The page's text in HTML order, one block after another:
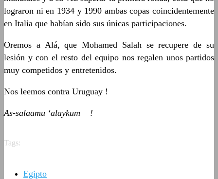
lograron ni en 1934 y 1990 ambas copas coincidentemente
en Italia que habían sido sus únicas participaciones.
Oremos a Alá, que Mohamed Salah se recupere de su
lesión y con el resto del equipo nos regalen unos partidos
muy competidos y entretenidos.
Nos leemos contra Uruguay !
As-salaamu ‘alaykum !
Tags:
Egipto